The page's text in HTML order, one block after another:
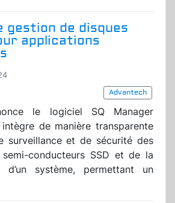
gestion de disques
applications
Advantech
le logiciel SQ Manager
de manière transparente
surveillance et de sécurité des
conducteurs SSD et de la
d’un système, permettant un